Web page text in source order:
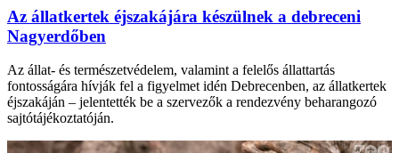
Az állatkertek éjszakájára készülnek a debreceni
Nagyerdőben
Az állat- és természetvédelem, valamint a felelős állattartás
fontosságára hívják fel a figyelmet idén Debrecenben, az állatkertek
éjszakáján – jelentették be a szervezők a rendezvény beharangozó
sajtótájékoztatóján.